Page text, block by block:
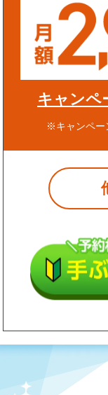
キャンペ
※キャンペ